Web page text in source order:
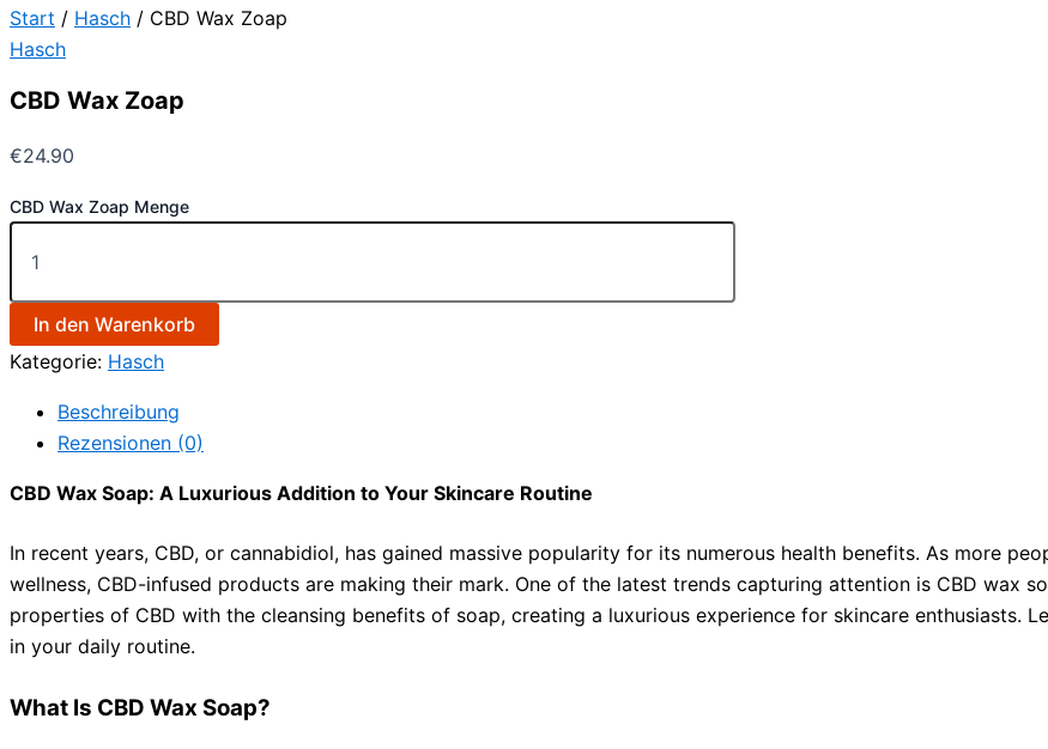
Start / Hasch / CBD Wax Zoap
Hasch
CBD Wax Zoap
€24.90
CBD Wax Zoap Menge
In den Warenkorb
Kategorie: Hasch
Beschreibung
Rezensionen (0)
CBD Wax Soap: A Luxurious Addition to Your Skincare Routine
In recent years, CBD, or cannabidiol, has gained massive popularity for its numerous health benefits. As more
wellness, CBD-infused products are making their mark. One of the latest trends capturing attention is CBD wax
properties of CBD with the cleansing benefits of soap, creating a luxurious experience for skincare enthusiasts.
in your daily routine.
What Is CBD Wax Soap?